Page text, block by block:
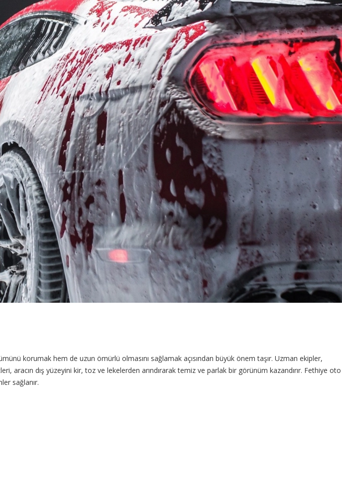
korumak hem de uzun ömürlü olmasını sağlamak açısından büyük önem taşır. Uzman ekipler,
dış yüzeyini kir, toz ve lekelerden arındırarak temiz ve parlak bir görünüm kazandırır. Fethiye oto
sağlanır.